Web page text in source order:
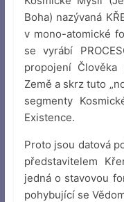
Boha) nazývaná
v mono-atomické
se vyrábí
propojení Člověka
Země a skrz tuto
segmenty
Existence.
Proto jsou datová
představitelem
jedná o stavovou
pohybující se